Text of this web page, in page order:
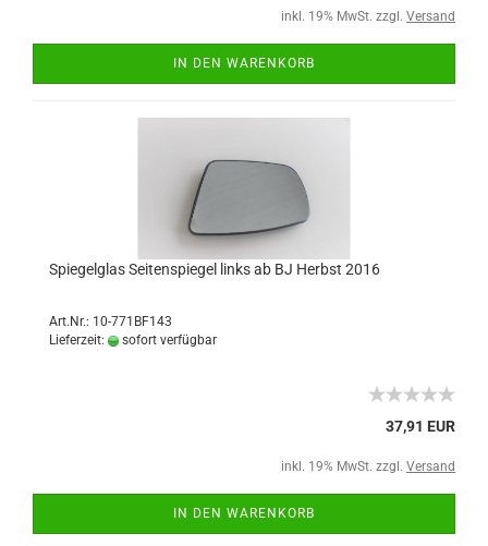
inkl. 19% MwSt. zzgl. Versand
IN DEN WARENKORB
Spiegelglas Seitenspiegel links ab BJ Herbst 2016
Art.Nr.: 10-771BF143
Lieferzeit:
sofort verfügbar
37,91 EUR
inkl. 19% MwSt. zzgl. Versand
IN DEN WARENKORB